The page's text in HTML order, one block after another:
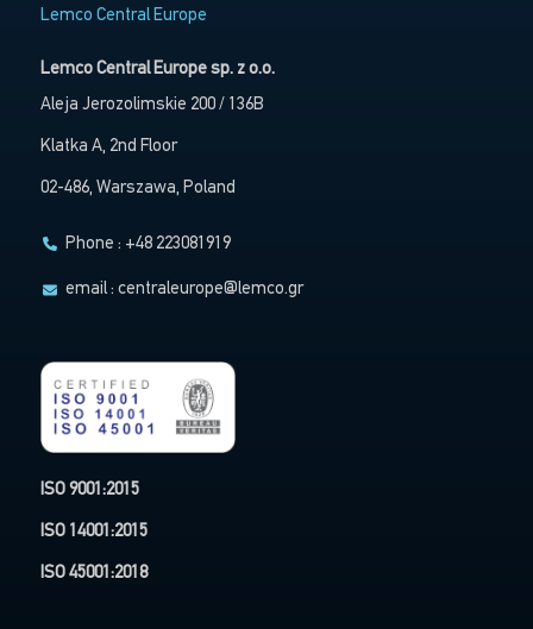
Lemco Central Europe
Lemco Central Europe sp. z o.o.
Aleja Jerozolimskie 200 / 136B
Klatka A, 2nd Floor
02-486, Warszawa, Poland
Phone : +48 223081919
email :centraleurope@lemco.gr
ISO 9001:2015
ISO 14001:2015
ISO 45001:2018